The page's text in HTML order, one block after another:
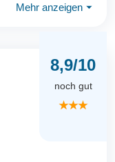
Mehr anzeigen ⏷
8,9/10
noch gut
★★★